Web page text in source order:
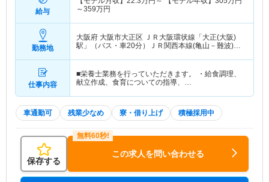
給与
～359万円
勤務地
大阪府 大阪市大正区 ＪＲ大阪環状線「大正(大阪)
駅」（バス・車20分）ＪＲ関西本線(亀山－難波)
仕事内容
■栄養士業務を行っていただきます。 ・給食調理、
献立作成、食育についての指導、…
車通勤可 残業少なめ 寮・借り上げ 積極採用中
保存する
この求人を問い合わせる